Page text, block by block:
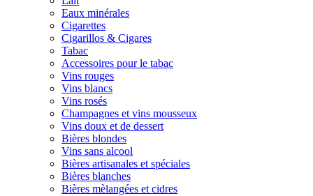
Eaux minérales
Cigarettes
Cigarillos & Cigares
Tabac
Accessoires pour le tabac
Vins rouges
Vins blancs
Vins rosés
Champagnes et vins mousseux
Vins doux et de dessert
Bières blondes
Vins sans alcool
Bières artisanales et spéciales
Bières blanches
Bières mèlangées et cidres